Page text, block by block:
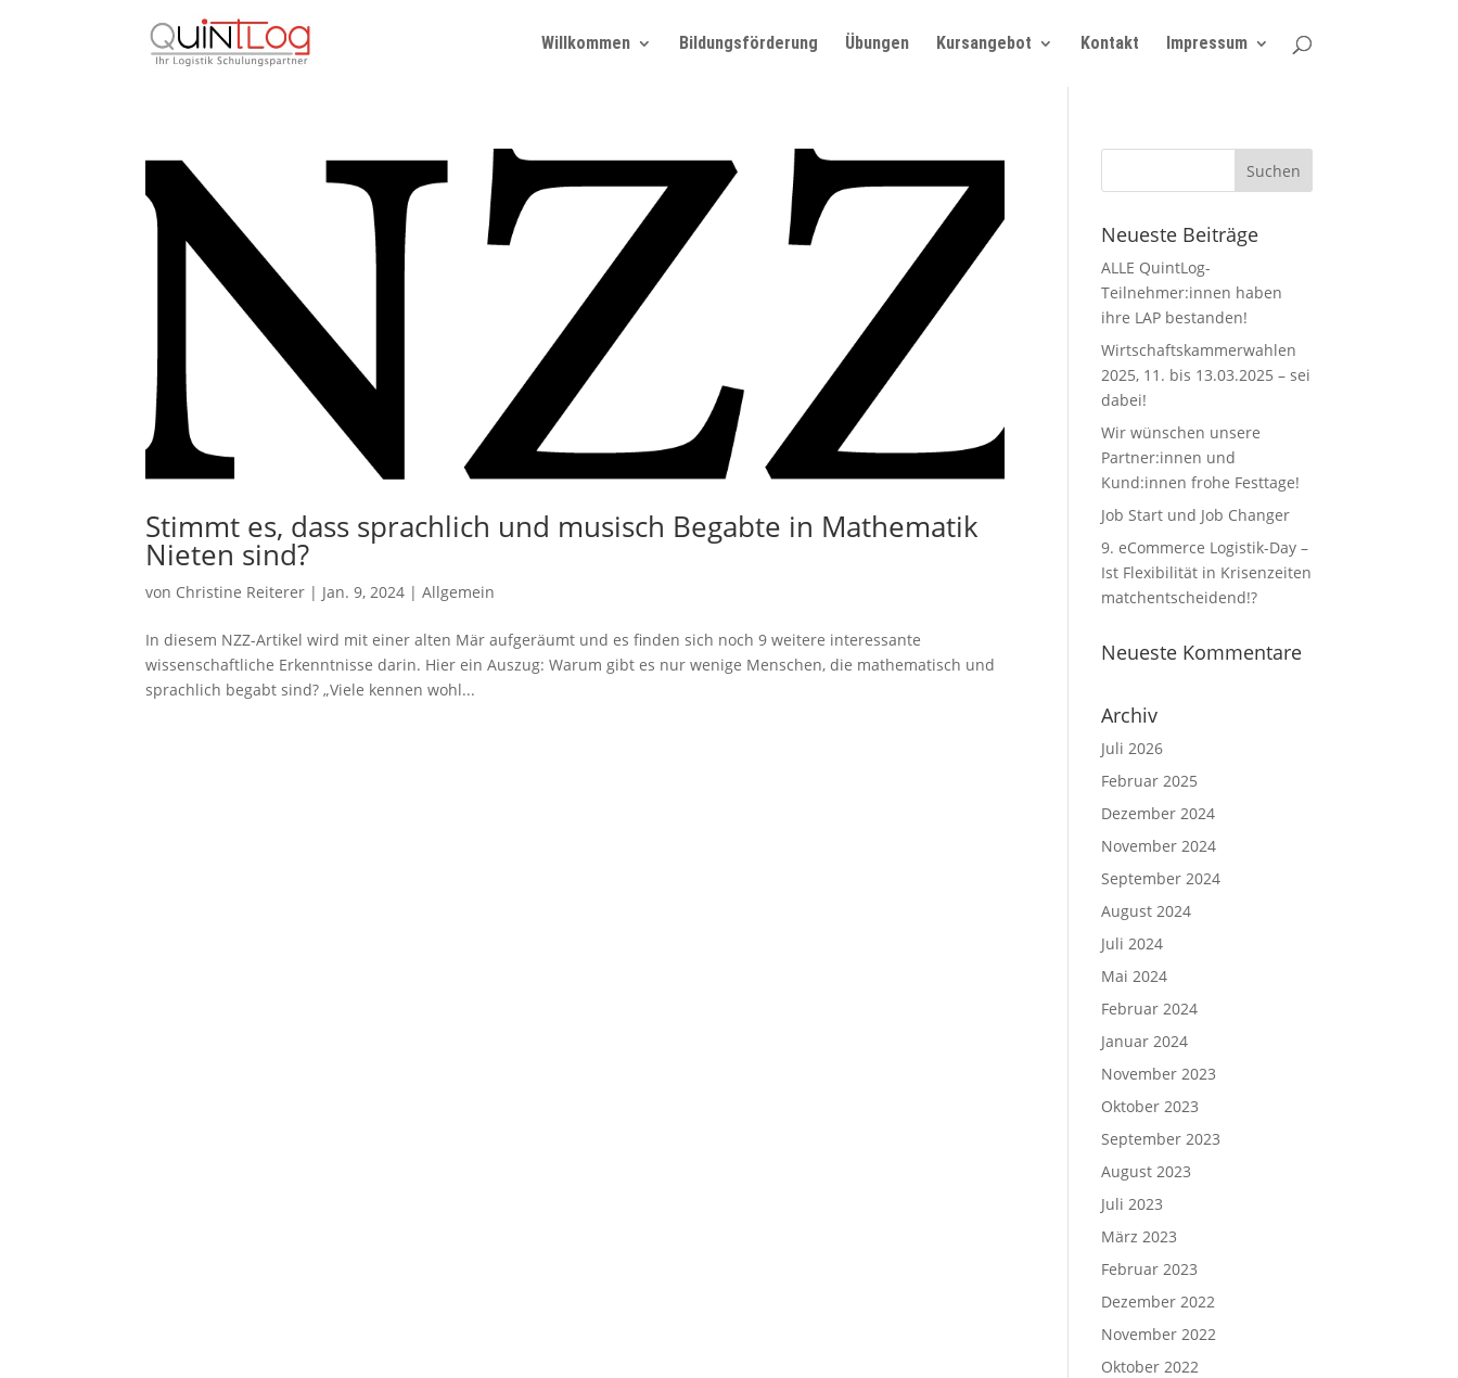
Willkommen Bildungsförderung Übungen Kursangebot Kontakt Impressum
Stimmt es, dass sprachlich und musisch Begabte in Mathematik
Nieten sind?
von Christine Reiterer | Jan. 9, 2024 |Allgemein
In diesem NZZ-Artikel wird mit einer alten Mär aufgeräumt und es finden sich noch 9 weitere interessante
wissenschaftliche Erkenntnisse darin. Hier ein Auszug: Warum gibt es nur wenige Menschen, die mathematisch und
sprachlich begabt sind? „Viele kennen wohl...
Neueste Beiträge
ALLE QuintLog-
Teilnehmer:innen haben
ihre LAP bestanden!
Wirtschaftskammerwahlen
2025, 11. bis 13.03.2025 – sei
dabei!
Wir wünschen unsere
Partner:innen und
Kund:innen frohe Festtage!
Job Start und Job Changer
9. eCommerce Logistik-Day –
Ist Flexibilität in Krisenzeiten
matchentscheidend!?
Neueste Kommentare
Archiv
Juli 2026
Februar 2025
Dezember 2024
November 2024
September 2024
August 2024
Juli 2024
Mai 2024
Februar 2024
Januar 2024
November 2023
Oktober 2023
September 2023
August 2023
Juli 2023
März 2023
Februar 2023
Dezember 2022
November 2022
Oktober 2022